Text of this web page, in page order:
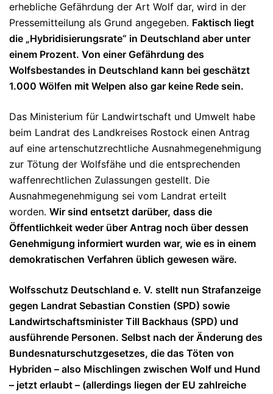
erhebliche Gefährdung der Art Wolf dar, wird in der
Pressemitteilung als Grund angegeben. Faktisch liegt
die „Hybridisierungsrate“ in Deutschland aber unter
einem Prozent. Von einer Gefährdung des
Wolfsbestandes in Deutschland kann bei geschätzt
1.000 Wölfen mit Welpen also gar keine Rede sein.
Das Ministerium für Landwirtschaft und Umwelt habe
beim Landrat des Landkreises Rostock einen Antrag
auf eine artenschutzrechtliche Ausnahmegenehmigung
zur Tötung der Wolfsfähe und die entsprechenden
waffenrechtlichen Zulassungen gestellt. Die
Ausnahmegenehmigung sei vom Landrat erteilt
worden. Wir sind entsetzt darüber, dass die
Öffentlichkeit weder über Antrag noch über dessen
Genehmigung informiert wurden war, wie es in einem
demokratischen Verfahren üblich gewesen wäre.
Wolfsschutz Deutschland e. V. stellt nun Strafanzeige
gegen Landrat Sebastian Constien (SPD) sowie
Landwirtschaftsminister Till Backhaus (SPD) und
ausführende Personen. Selbst nach der Änderung des
Bundesnaturschutzgesetzes, die das Töten von
Hybriden – also Mischlingen zwischen Wolf und Hund
– jetzt erlaubt – (allerdings liegen der EU zahlreiche